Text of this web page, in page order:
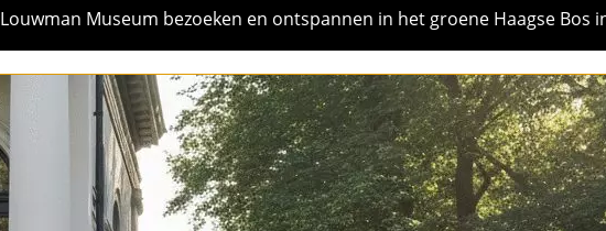
Louwman Museum bezoeken en ontspannen in het groene Haagse Bos